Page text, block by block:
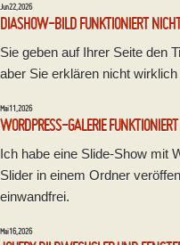
Jun 22, 2026
DIASHOW-BILD FUNKTIONIERT
Sie geben auf Ihrer Seite den
aber Sie erklären nicht
Mai 11, 2026
WORDPRESS-GALERIE
Ich habe eine Slide-Show mit
Slider in einem Ordner
einwandfrei.
Mai 16, 2026